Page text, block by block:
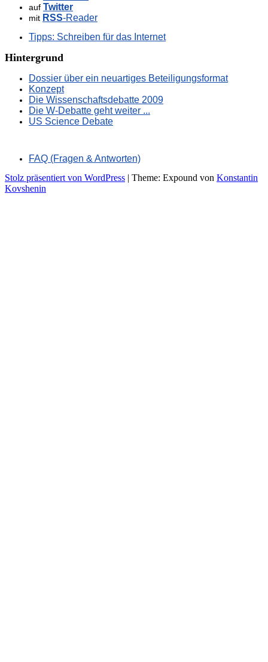
auf Twitter
mit RSS-Reader
Tipps: Schreiben für das Internet
Hintergrund
Dossier über ein neuartiges Beteiligungsformat
Konzept
Die Wissenschaftsdebatte 2009
Die W-Debatte geht weiter ...
US Science Debate
FAQ (Fragen & Antworten)
Stolz präsentiert von WordPress | Theme: Expound von Konstantin
Kovshenin